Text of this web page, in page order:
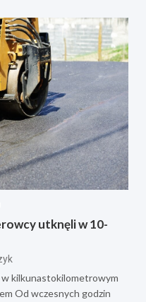
utknęli w 10-
kilkunastokilometrowym
Od wczesnych godzin